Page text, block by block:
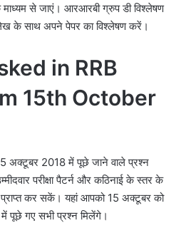
से जाएं। आरआरबी ग्रुप डी विश्लेषण
के साथ अपने पेपर का विश्लेषण करें।
in RRB
15th October
अक्टूबर 2018 में पूछे जाने वाले प्रश्न
परीक्षा पैटर्न और कठिनाई के स्तर के
कर सकें। यहां आपको 15 अक्टूबर को
में पूछे गए सभी प्रश्न मिलेंगे।